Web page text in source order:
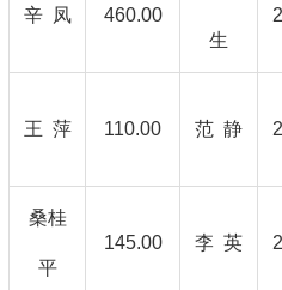
辛 凤
460.00
生
王 萍 110.00 范 静
桑桂
平
145.00 李 英